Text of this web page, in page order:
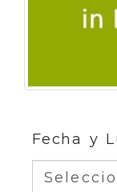
Fecha y